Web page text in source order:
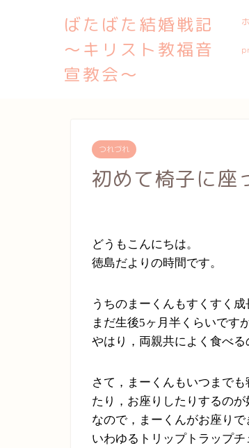
ばたばた結婚戦記
〜キリスト教福音
宣教会〜
つれづれ
初めて椅子に
どうもこんにちは。
徳島だよりの時間です。
うちのまーくんもすくすく成
まだ生後5ヶ月半くらいです
やはり，両親共によく食べる
さて，まーくんもいつまで
たり，お座りしたりするのが
なので，まーくんがお座りで
いわゆるトリップトラップチ